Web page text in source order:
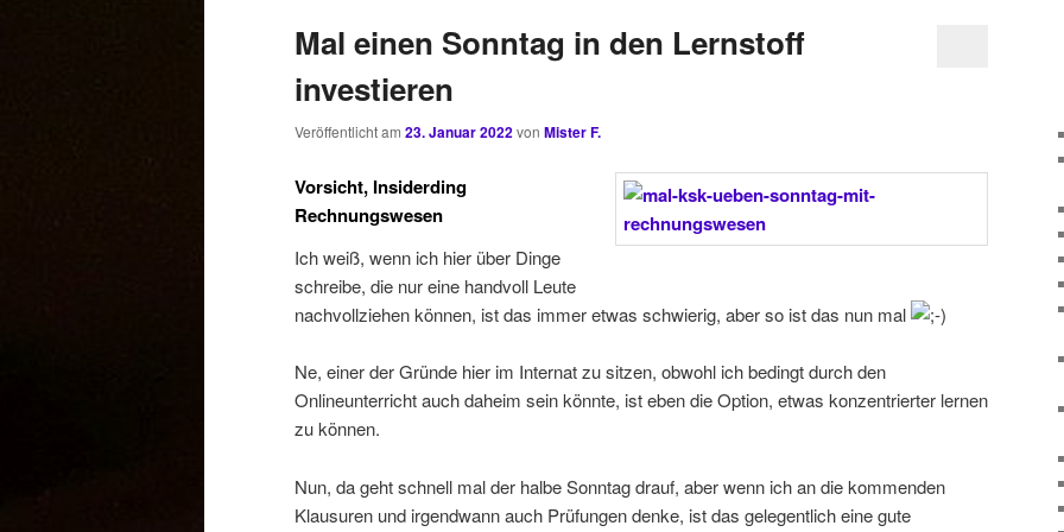
Mal einen Sonntag in den Lernstoff
investieren
Veröffentlicht am 23. Januar 2022von Mister F.
Vorsicht, Insiderding
Rechnungswesen
Ich weiß, wenn ich hier über Dinge
schreibe, die nur eine handvoll Leute
nachvollziehen können, ist das immer etwas schwierig, aber so ist das nun mal
Ne, einer der Gründe hier im Internat zu sitzen, obwohl ich bedingt durch den
Onlineunterricht auch daheim sein könnte, ist eben die Option, etwas konzentrierter lernen
zu können.
Nun, da geht schnell mal der halbe Sonntag drauf, aber wenn ich an die kommenden
Klausuren und irgendwann auch Prüfungen denke, ist das gelegentlich eine gute